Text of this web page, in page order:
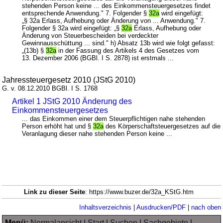
stehenden Person keine ... des Einkommensteuergesetzes findet
entsprechende Anwendung." 7. Folgender §32awird eingefügt:
„§ 32a Erlass, Aufhebung oder Änderung von ... Anwendung." 7.
Folgender § 32a wird eingefügt: „§32aErlass, Aufhebung oder
Änderung von Steuerbescheiden bei verdeckter
Gewinnausschüttung ... sind." h) Absatz 13b wird wie folgt gefasst:
„(13b) §32ain der Fassung des Artikels 4 des Gesetzes vom
13. Dezember 2006 (BGBl. I S. 2878) ist erstmals ...
Jahressteuergesetz 2010 (JStG 2010)
G. v. 08.12.2010 BGBl. I S. 1768
Artikel 1 JStG 2010 Änderung des
Einkommensteuergesetzes
... das Einkommen einer dem Steuerpflichtigen nahe stehenden
Person erhöht hat und §32ades Körperschaftsteuergesetzes auf die
Veranlagung dieser nahe stehenden Person keine ...
Link zu dieser Seite: https://www.buzer.de/32a_KStG.htm
Inhaltsverzeichnis Ausdrucken/PDF| nach oben